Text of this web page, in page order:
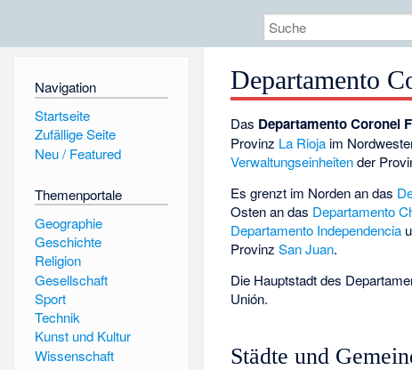
Navigation
Startseite
Zufällige Seite
Neu / Featured
Themenportale
Geographie
Geschichte
Religion
Gesellschaft
Sport
Technik
Kunst und Kultur
Wissenschaft
Departamento
Das Departamento Coronel
Provinz La Rioja im
Verwaltungseinheitender
Es grenzt im Norden an das
Osten an das Departamento
Departamento Independencia
ProvinzSan Juan.
Die Hauptstadt des
Unión.
Städte und